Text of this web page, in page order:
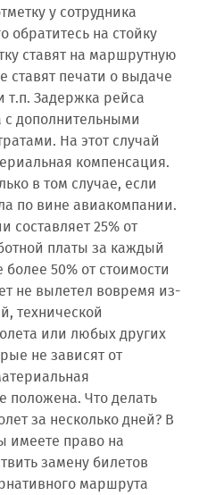
у сотрудника
обратитесь на стойку
ставят на маршрутную
печати о выдаче
т.п. Задержка рейса
дополнительными
На этот случай
компенсация.
в том случае, если
по вине авиакомпании.
составляет 25% от
платы за каждый
50% от стоимости
не вылетел вовремя из-
технической
или любых других
не зависят от
положена. Что делать
за несколько дней? В
имеете право на
замену билетов
маршрута